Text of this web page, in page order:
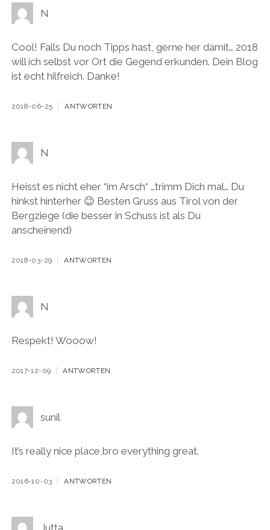
N
Cool! Falls Du noch Tipps hast, gerne her damit… 2018
will ich selbst vor Ort die Gegend erkunden. Dein Blog
ist echt hilfreich. Danke!
2018-06-25 ANTWORTEN
N
Heisst es nicht eher “im Arsch“ …trimm Dich mal… Du
hinkst hinterher 😉 Besten Gruss aus Tirol von der
Bergziege (die besser in Schuss ist als Du
anscheinend)
2018-03-29 ANTWORTEN
N
Respekt! Wooow!
2017-12-09 ANTWORTEN
sunil
It’s really nice place,bro everything great.
2016-10-03 ANTWORTEN
Jutta